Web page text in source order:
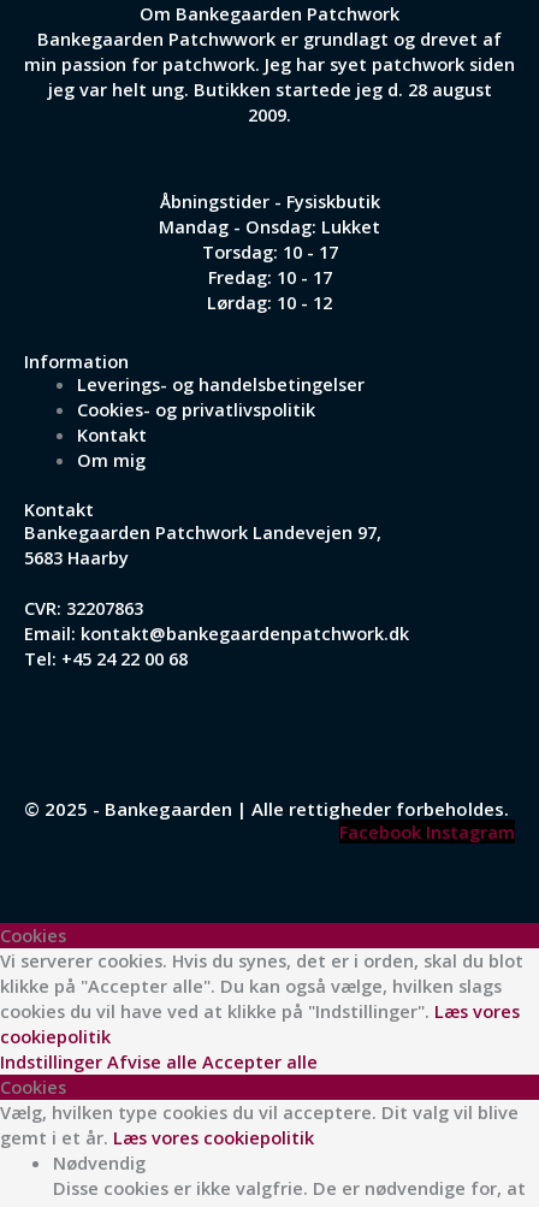
Om Bankegaarden Patchwork
Bankegaarden Patchwwork er grundlagt og drevet af
min passion for patchwork. Jeg har syet patchwork siden
jeg var helt ung. Butikken startede jeg d. 28 august
2009.
Åbningstider - Fysiskbutik
Mandag - Onsdag: Lukket
Torsdag: 10 - 17
Fredag: 10 - 17
Lørdag: 10 - 12
Information
Leverings- og handelsbetingelser
Cookies- og privatlivspolitik
Kontakt
Om mig
Kontakt
Bankegaarden Patchwork Landevejen 97,
5683 Haarby
CVR: 32207863
Email: kontakt@bankegaardenpatchwork.dk
Tel: +45 24 22 00 68
© 2025 - Bankegaarden | Alle rettigheder forbeholdes.
Facebook Instagram
Cookies
Vi serverer cookies. Hvis du synes, det er i orden, skal du blot
klikke på "Accepter alle". Du kan også vælge, hvilken slags
cookies du vil have ved at klikke på "Indstillinger". Læs vores
cookiepolitik
Indstillinger Afvise alle Accepter alle
Cookies
Vælg, hvilken type cookies du vil acceptere. Dit valg vil blive
gemt i et år. Læs vores cookiepolitik
Nødvendig
Disse cookies er ikke valgfrie. De er nødvendige for, at